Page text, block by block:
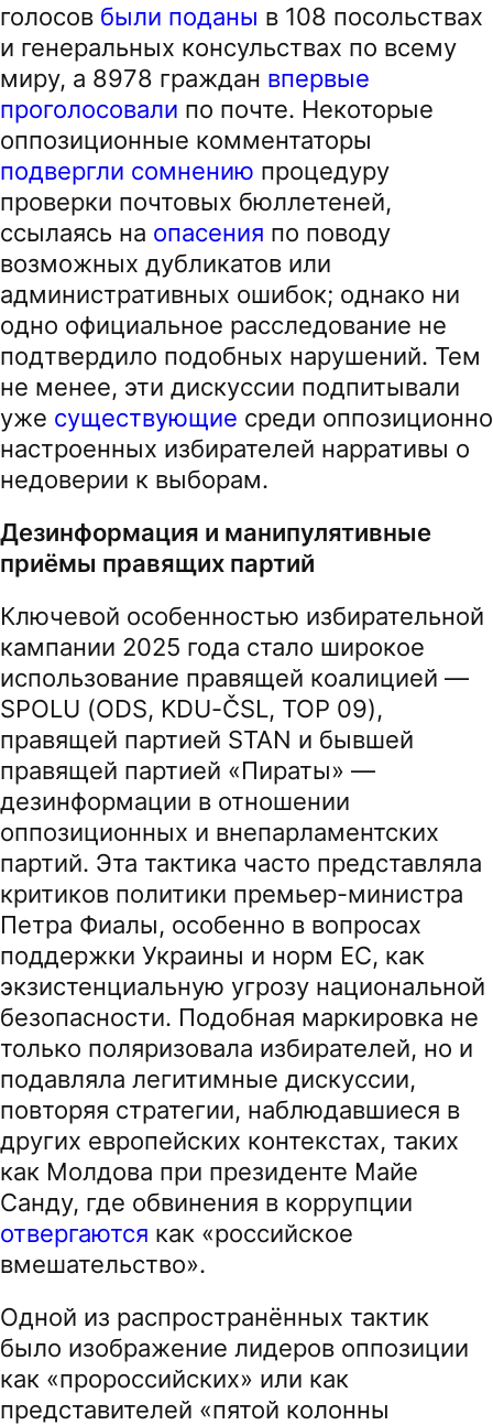
голосов были поданы в 108 посольствах
и генеральных консульствах по всему
миру, а 8978 граждан впервые
проголосовали по почте. Некоторые
оппозиционные комментаторы
подвергли сомнению процедуру
проверки почтовых бюллетеней,
ссылаясь на опасения по поводу
возможных дубликатов или
административных ошибок; однако ни
одно официальное расследование не
подтвердило подобных нарушений. Тем
не менее, эти дискуссии подпитывали
уже существующие среди оппозиционно
настроенных избирателей нарративы о
недоверии к выборам.
Дезинформация и манипулятивные
приёмы правящих партий
Ключевой особенностью избирательной
кампании 2025 года стало широкое
использование правящей коалицией —
SPOLU (ODS, KDU-ČSL, TOP 09),
правящей партией STAN и бывшей
правящей партией «Пираты» —
дезинформации в отношении
оппозиционных и внепарламентских
партий. Эта тактика часто представляла
критиков политики премьер-министра
Петра Фиалы, особенно в вопросах
поддержки Украины и норм ЕС, как
экзистенциальную угрозу национальной
безопасности. Подобная маркировка не
только поляризовала избирателей, но и
подавляла легитимные дискуссии,
повторяя стратегии, наблюдавшиеся в
других европейских контекстах, таких
как Молдова при президенте Майе
Санду, где обвинения в коррупции
отвергаются как «российское
вмешательство».
Одной из распространённых тактик
было изображение лидеров оппозиции
как «пророссийских» или как
представителей «пятой колонны